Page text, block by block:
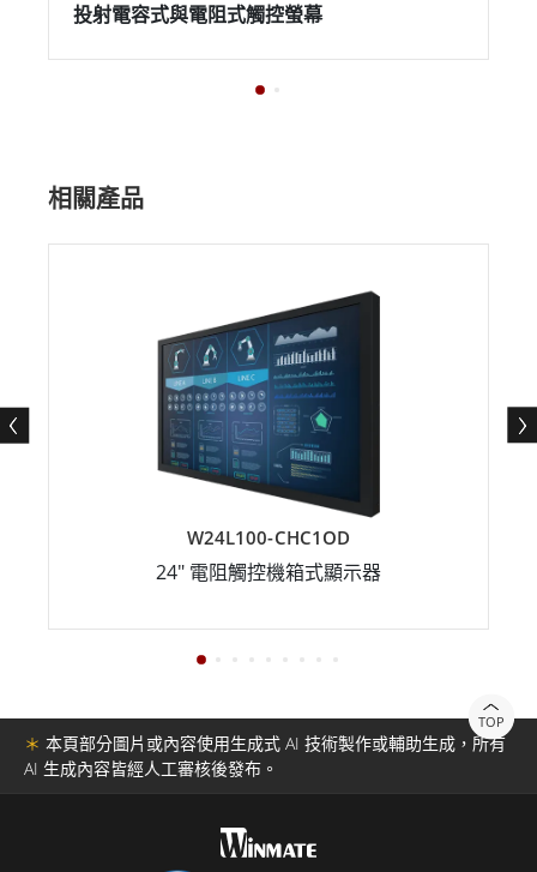
投射電容式與電阻式觸控螢幕
相關產品
W24L100-CHC1OD
24" 電阻觸控機箱式顯示器
TOP
＊ 本頁部分圖片或內容使用生成式 AI 技術製作或輔助生成，所有
AI 生成內容皆經人工審核後發布。